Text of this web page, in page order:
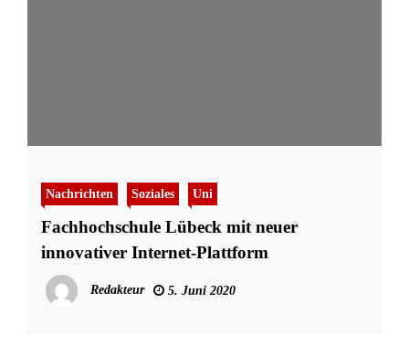
Nachrichten Soziales Uni
Fachhochschule Lübeck mit neuer
innovativer Internet-Plattform
Redakteur 5. Juni 2020